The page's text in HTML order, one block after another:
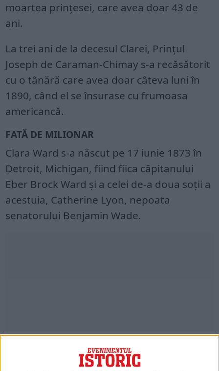
moartea prințesei, care avea doar 43 de
ani.
La trei ani de la decesul Clarei, Prințul
Joseph de Caraman-Chimay s-a recăsătorit
cu o tânără care avea doar câteva luni în
1890, când el se însurase cu frumoasa
americancă.
FATĂ DE MILIONAR
Clara Ward s-a născut pe 17 iunie 1873 în
Detroit, Michigan, fiind fiica căpitanului
Eber Brock Ward și a celei de-a doua soții a
acestuia, Catherine Lyon, nepoata
senatorului Benjamin Wade.
Tatăl ei, care era, probabil, primul milionar